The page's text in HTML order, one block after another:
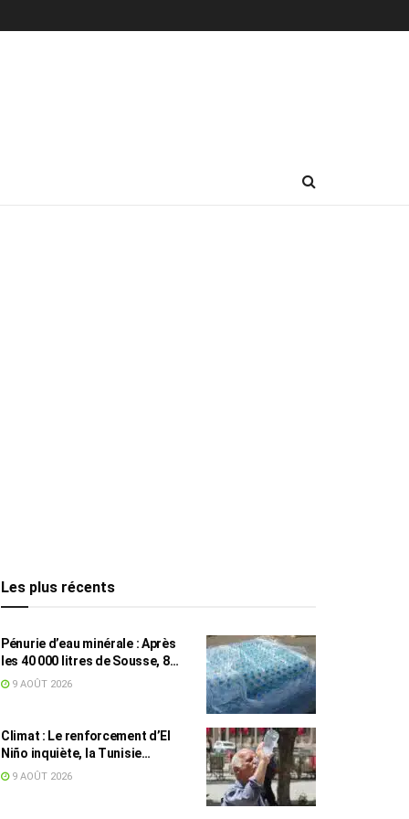
Les plus récents
Pénurie d’eau minérale : Après
les 40 000 litres de Sousse, 8
832 bouteilles saisies à Nabeul
9 AOÛT 2026
Climat : Le renforcement d’El
Niño inquiète, la Tunisie
concernée
9 AOÛT 2026